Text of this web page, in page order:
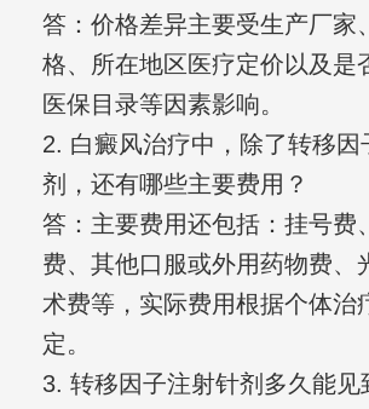
答：价格差异主要受生产厂家
格、所在地区医疗定价以及是
医保目录等因素影响。
2. 白癜风治疗中，除了转移因
剂，还有哪些主要费用？
答：主要费用还包括：挂号费
费、其他口服或外用药物费、
术费等，实际费用根据个体治
定。
3. 转移因子注射针剂多久能见